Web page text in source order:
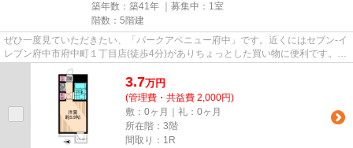
築年数：築41年 ｜募集中： 1室
階数：5階建
ぜひ一度見ていただきたい、「パークアベニュー府中」です。近くにはセブン-イ
レブン府中市府中町１丁目店(徒歩4分)がありちょっとした買い物に便利です。陽
が当たる物件は湿気も少な...
3.7万円
(管理費・共益費 2,000円)
敷：0ヶ月｜礼：0ヶ月
所在階：3階
間取り：1R